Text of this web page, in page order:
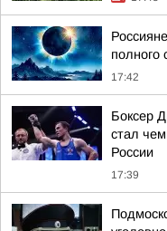
полного
17:42
Боксер
стал
России
17:39